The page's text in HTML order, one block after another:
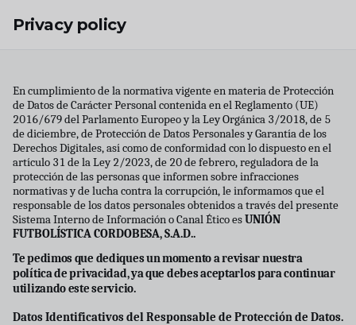
Privacy policy
En cumplimiento de la normativa vigente en materia de Protección
de Datos de Carácter Personal contenida en el Reglamento (UE)
2016/679 del Parlamento Europeo y la Ley Orgánica 3/2018, de 5
de diciembre, de Protección de Datos Personales y Garantı́a de los
Derechos Digitales, ası́ como de conformidad con lo dispuesto en el
artı́culo 31 de la Ley 2/2023, de 20 de febrero, reguladora de la
protección de las personas que informen sobre infracciones
normativas y de lucha contra la corrupción, le informamos que el
responsable de los datos personales obtenidos a través del presente
Sistema Interno de Información o Canal Ético esUNIÓN
FUTBOLÍSTICA CORDOBESA, S.A.D..
Te pedimos que dediques un momento a revisar nuestra
política de privacidad, ya que debes aceptarlos para continuar
utilizando este servicio.
Datos Identificativos del Responsable de Protección de Datos.